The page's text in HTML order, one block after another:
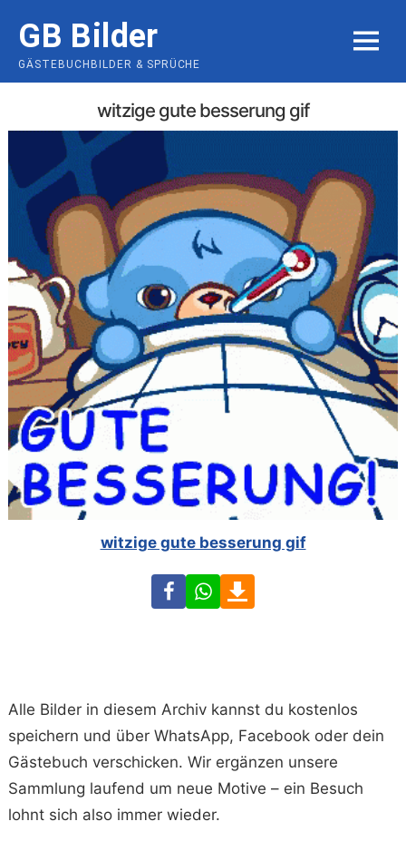
content
GB Bilder
GÄSTEBUCHBILDER & SPRÜCHE
MENU
witzige gute besserung gif
witzige gute besserung gif
FacebookWhatsApp
Alle Bilder in diesem Archiv kannst du kostenlos
speichern und über WhatsApp, Facebook oder dein
Gästebuch verschicken. Wir ergänzen unsere
Sammlung laufend um neue Motive – ein Besuch
lohnt sich also immer wieder.